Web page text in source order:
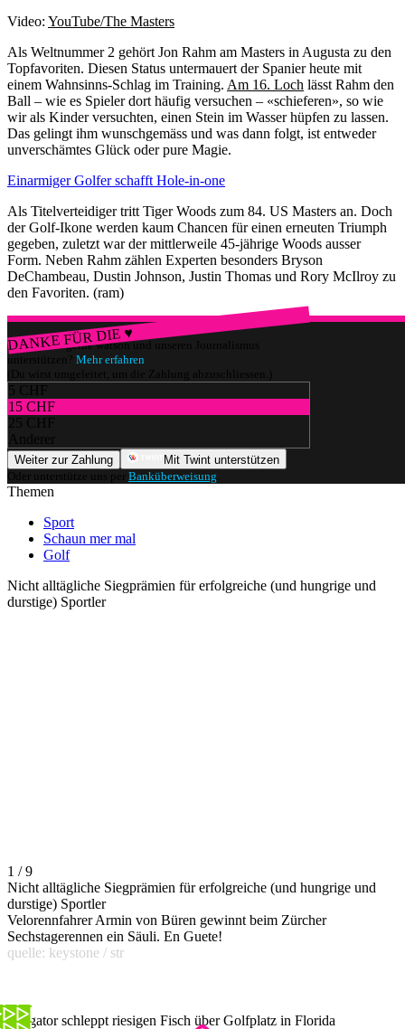
Video: YouTube/The Masters
Als Weltnummer 2 gehört Jon Rahm am Masters in Augusta zu den
Topfavoriten. Diesen Status untermauert der Spanier heute mit
einem Wahnsinns-Schlag im Training. Am 16. Loch lässt Rahm den
Ball – wie es Spieler dort häufig versuchen – «schieferen», so wie
wir als Kinder versuchten, einen Stein im Wasser hüpfen zu lassen.
Das gelingt ihm wunschgemäss und was dann folgt, ist entweder
unverschämtes Glück oder pure Magie.
Einarmiger Golfer schafft Hole-in-one
Als Titelverteidiger tritt Tiger Woods zum 84. US Masters an. Doch
der Golf-Ikone werden kaum Chancen für einen erneuten Triumph
gegeben, zuletzt war der mittlerweile 45-jährige Woods ausser
Form. Neben Rahm zählen Experten besonders Bryson
DeChambeau, Dustin Johnson, Justin Thomas und Rory McIlroy zu
den Favoriten. (ram)
DANKE FÜR DIE ♥
Würdest du gerne watson und unseren Journalismus
unterstützen? Mehr erfahren
(Du wirst umgeleitet, um die Zahlung abzuschliessen.)
5 CHF
15 CHF
25 CHF
Anderer
Weiter zur Zahlung
Mit Twint unterstützen
Oder unterstütze uns per Banküberweisung
Themen
Sport
Schaun mer mal
Golf
Nicht alltägliche Siegprämien für erfolgreiche (und hungrige und
durstige) Sportler
1 / 9
Nicht alltägliche Siegprämien für erfolgreiche (und hungrige und
durstige) Sportler
Velorennfahrer Armin von Büren gewinnt beim Zürcher
Sechstagerennen ein Säuli. En Guete!
quelle: keystone / str
Alligator schleppt riesigen Fisch über Golfplatz in Florida